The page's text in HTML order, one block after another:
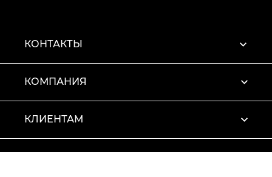
КОНТАКТЫ
КОМПАНИЯ
КЛИЕНТАМ